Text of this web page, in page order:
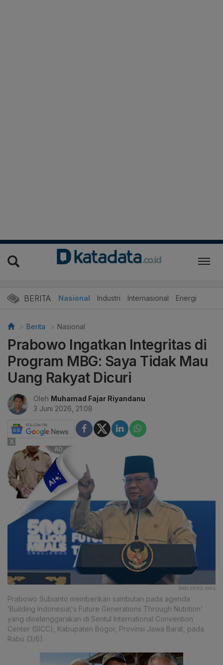
BERITA Nasional Industri Internasional Energi
Berita Nasional
Prabowo Ingatkan Integritas di
Program MBG: Saya Tidak Mau
Uang Rakyat Dicuri
Oleh Muhamad Fajar Riyandanu
3 Juni 2026, 21:08
BIRO PERS/ KRIS
Prabowo Subianto memberikan sambutan pada agenda
‘Building Indonesia\'s Future Generations Through Nutrition’
yang diselenggarakan di Sentul International Convention
Center (SICC), Kabupaten Bogor, Provinsi Jawa Barat, pada
Rabu (3/6).
X